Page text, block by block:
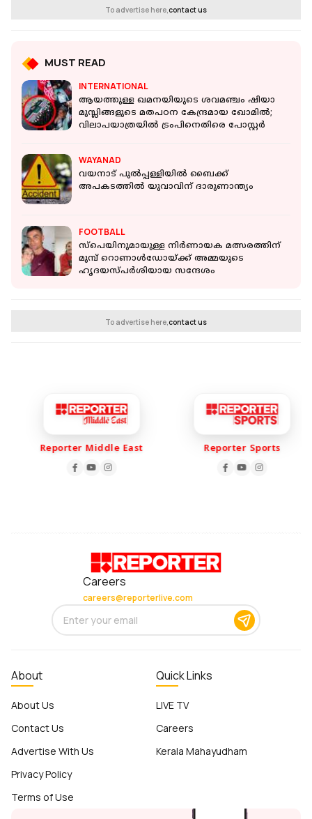
To advertise here, contact us
MUST READ
INTERNATIONAL
ആയത്തുള്ള ഖമനയിയുടെ ശവമഞ്ചം ഷിയാ
മുസ്ലിങ്ങളുടെ മതപഠന കേന്ദ്രമായ ഖോമിൽ;
വിലാപയാത്രയിൽ ട്രംപിനെതിരെ പോസ്റ്റർ
WAYANAD
വയനാട് പുല്‍പ്പള്ളിയില്‍ ബൈക്ക്
അപകടത്തില്‍ യുവാവിന് ദാരുണാന്ത്യം
FOOTBALL
സ്‌പെയിനുമായുള്ള നിര്‍ണായക മത്സരത്തിന്
മുമ്പ് റൊണാള്‍ഡോയ്ക്ക് അമ്മയുടെ
ഹൃദയസ്പര്‍ശിയായ സന്ദേശം
To advertise here, contact us
Reporter Middle East Reporter Sports
Careers
careers@reporterlive.com
About
About Us
Contact Us
Advertise With Us
Privacy Policy
Terms of Use
Quick Links
LIVE TV
Careers
Kerala Mahayudham